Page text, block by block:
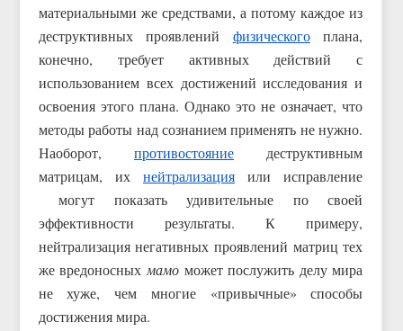
материальными же средствами, а потому каждое из
деструктивных проявлений физическогоплана,
конечно, требует активных действий с
использованием всех достижений исследования и
освоения этого плана. Однако это не означает, что
методы работы над сознанием применять не нужно.
Наоборот, противостояние деструктивным
матрицам, их нейтрализация или исправление
могут показать удивительные по своей
эффективности результаты. К примеру,
нейтрализация негативных проявлений матриц тех
же вредоносныхмамоможет послужить делу мира
не хуже, чем многие «привычные» способы
достижения мира.